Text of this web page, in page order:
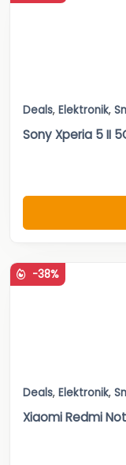
Deals, Elektronik,
Sony Xperia 5 II
-38%
Deals, Elektronik,
Xiaomi Redmi